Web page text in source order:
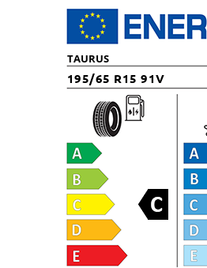
TAURUS
195/65 R15 91V